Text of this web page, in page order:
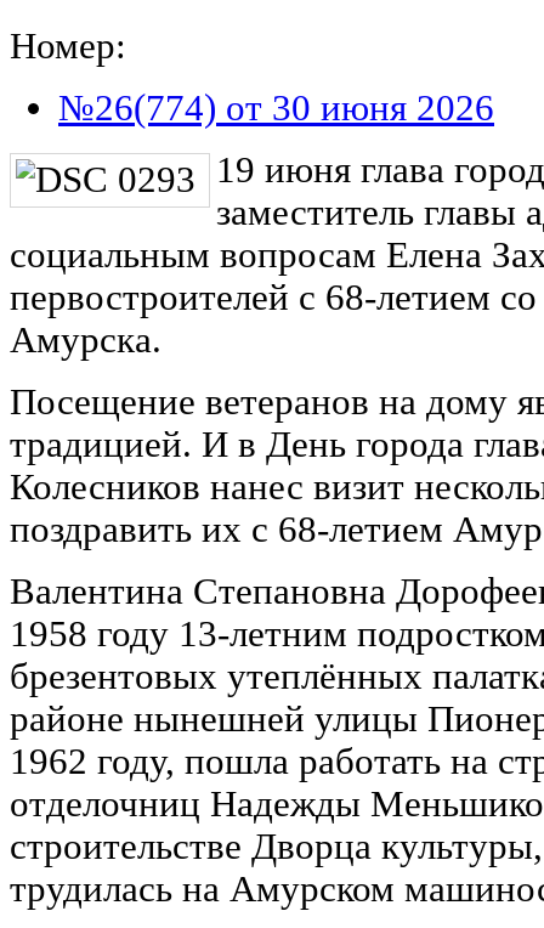
Номер:
№26(774) от 30 июня 2026
19 июня глава
заместитель главы
социальным вопросам Елена
первостроителей с 68-летием
Амурска.
Посещение ветеранов на дому
традицией. И в День города
Колесников нанес визит
поздравить их с 68-летием
Валентина Степановна
1958 году 13-летним
брезентовых утеплённых
районе нынешней улицы
1962 году, пошла работать на
отделочниц Надежды
строительстве Дворца
трудилась на Амурском